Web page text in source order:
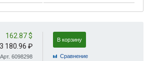
162.87 $
180.96 ₽
Арт. 6098298
В корзину
Cравнение